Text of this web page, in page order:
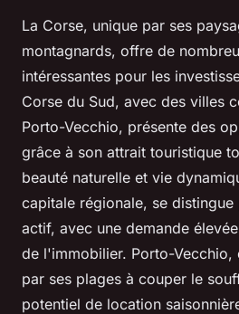
La Corse, unique par ses
montagnards, offre de
intéressantes pour les
Corse du Sud, avec des villes
Porto-Vecchio, présente des
grâce à son attrait touristique
beauté naturelle et vie
capitale régionale, se
actif, avec une demande
de l'immobilier. Porto-Vecchio,
par ses plages à couper le
potentiel de location